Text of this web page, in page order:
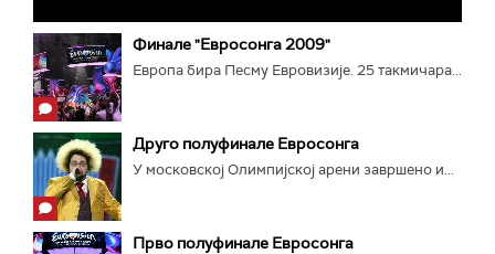
Финале "Евросонга 2009"
Европа бира Песму Евровизије. 25 такмичара...
Друго полуфинале Евросонга
У московској Олимпијској арени завршено и...
Прво полуфинале Евросонга